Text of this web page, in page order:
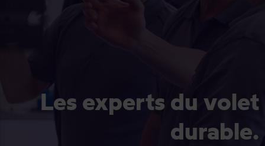
Les experts du volet
durable.